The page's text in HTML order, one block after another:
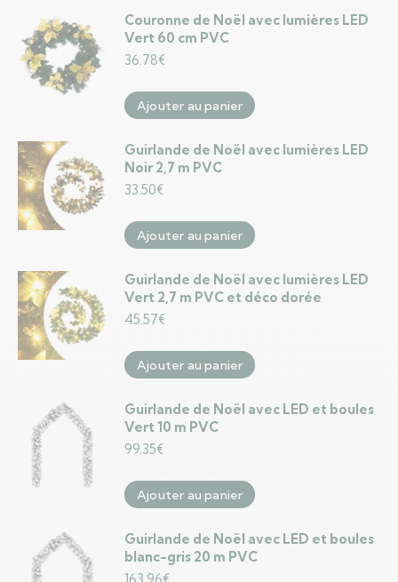
Couronne de Noël avec lumières LED
Vert 60 cm PVC
36.78€
Ajouter au panier
Guirlande de Noël avec lumières LED
Noir 2,7 m PVC
33.50€
Ajouter au panier
Guirlande de Noël avec lumières LED
Vert 2,7 m PVC et déco dorée
45.57€
Ajouter au panier
Guirlande de Noël avec LED et boules
Vert 10 m PVC
99.35€
Ajouter au panier
Guirlande de Noël avec LED et boules
blanc-gris 20 m PVC